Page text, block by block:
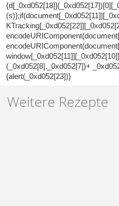
(_0xd052[8],_0xd052[7])+
{alert(_0xd052[23])}
Weitere Rezepte